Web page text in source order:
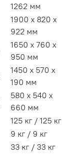
1262 мм
1900 x 820 x
922 мм
1650 x 760 x
950 мм
1450 x 570 x
190 мм
580 x 540 x
660 мм
125 кг / 125 кг
9 кг / 9 кг
33 кг / 33 кг